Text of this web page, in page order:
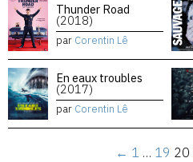
Thunder Road
(2018)
par Corentin Lê
En eaux troubles
(2017)
par Corentin Lê
← 1 … 19 20